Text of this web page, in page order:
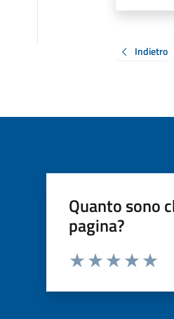
Indietro
Quanto sono
pagina?
Valuta da 1 a 5 stelle la